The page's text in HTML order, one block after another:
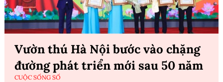
Vườn thú Hà Nội bước vào chặng
đường phát triển mới sau 50 năm
CUỘC SỐNG SỐ